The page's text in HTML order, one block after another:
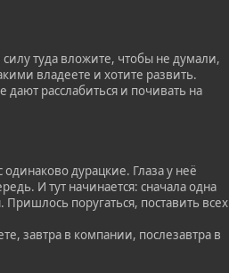
туда вложите, чтобы не думали,
владеете и хотите развить.
дают расслабиться и почивать на
дурацкие. Глаза у неё
И тут начинается: сначала одна
поругаться, поставить всех
завтра в компании, послезавтра в